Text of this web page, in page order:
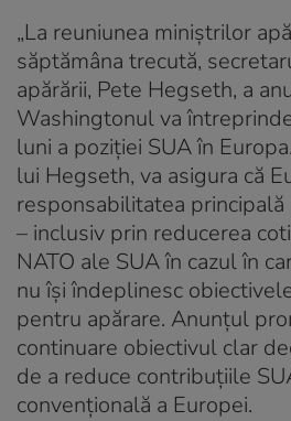
„La reuniunea miniștrilor
săptămâna trecută,
apărării, Pete Hegseth, a
Washingtonul va
luni a poziției SUA în
lui Hegseth, va asigura că
responsabilitatea
– inclusiv prin reducerea
NATO ale SUA în cazul în
nu își îndeplinesc
pentru apărare. Anunțul
continuare obiectivul clar
de a reduce contribuțiile
convențională a Europei.